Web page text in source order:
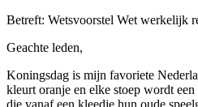
Betreft: Wetsvoorstel Wet werkelijk
Geachte leden,
Koningsdag is mijn favoriete
kleurt oranje en elke stoep wordt
die vanaf een kleedje hun oude